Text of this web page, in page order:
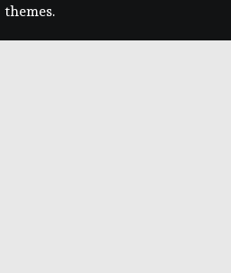
themes.